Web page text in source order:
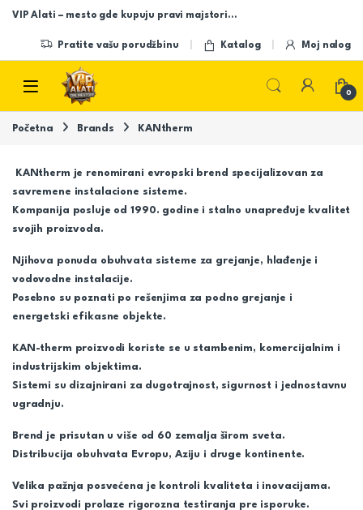
Skip to navigation
Skip to content
VIP Alati – mesto gde kupuju pravi majstori…
Pratite vašu porudžbinu Katalog Moj nalog
Open
0
Početna Brands KANtherm
KANtherm je renomirani evropski brend specijalizovan za
savremene instalacione sisteme.
Kompanija posluje od 1990. godine i stalno unapređuje kvalitet
svojih proizvoda.
Njihova ponuda obuhvata sisteme za grejanje, hlađenje i
vodovodne instalacije.
Posebno su poznati po rešenjima za podno grejanje i
energetski efikasne objekte.
KAN-therm proizvodi koriste se u stambenim, komercijalnim i
industrijskim objektima.
Sistemi su dizajnirani za dugotrajnost, sigurnost i jednostavnu
ugradnju.
Brend je prisutan u više od 60 zemalja širom sveta.
Distribucija obuhvata Evropu, Aziju i druge kontinente.
Velika pažnja posvećena je kontroli kvaliteta i inovacijama.
Svi proizvodi prolaze rigorozna testiranja pre isporuke.